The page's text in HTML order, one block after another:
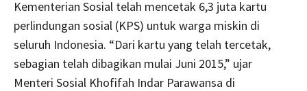
Kementerian Sosial telah mencetak 6,3 juta kartu
perlindungan sosial (KPS) untuk warga miskin di
seluruh Indonesia. “Dari kartu yang telah tercetak,
sebagian telah dibagikan mulai Juni 2015,” ujar
Menteri Sosial Khofifah Indar Parawansa di